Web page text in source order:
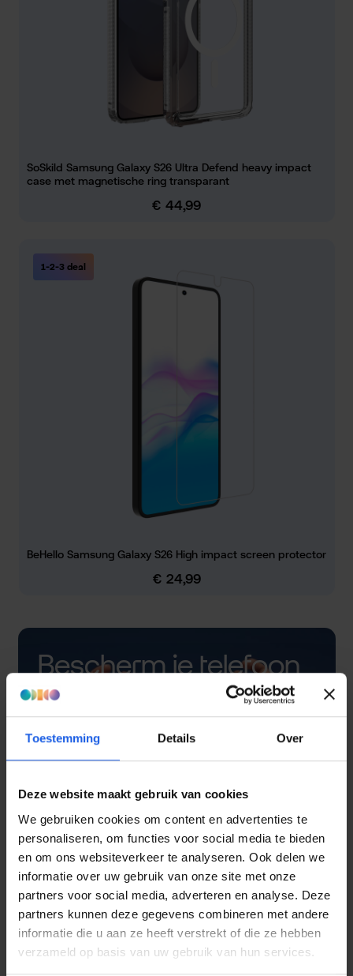
Toestemming Details Over
Deze website maakt gebruik van cookies
We gebruiken cookies om content en advertenties te
personaliseren, om functies voor social media te bieden
en om ons websiteverkeer te analyseren. Ook delen we
informatie over uw gebruik van onze site met onze
partners voor social media, adverteren en analyse. Deze
partners kunnen deze gegevens combineren met andere
informatie die u aan ze heeft verstrekt of die ze hebben
verzameld op basis van uw gebruik van hun services.
SoSkild Samsung Galaxy S26 Ultra Defend heavy impact
case met magnetische ring transparant
Normale prijs:
€ 44,99
1-2-3 deal
BeHello Samsung Galaxy S26 High impact screen protector
Normale prijs:
€ 24,99
Bescherm je telefoon
met een hoesje